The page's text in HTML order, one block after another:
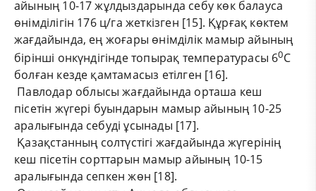
айының 10-17 жұлдыздарында себу көк балауса
өнімділігін 176 ц/га жеткізген [15]. Құрғақ көктем
жағдайында, ең жоғары өнімділік мамыр айының
бірінші онкүндігінде топырақ температурасы 60С
болған кезде қамтамасыз етілген [16].
Павлодар облысы жағдайында орташа кеш
пісетін жүгері буындарын мамыр айының 10-25
аралығында себуді ұсынады [17].
Қазақстанның солтүстігі жағдайында жүгерінің
кеш пісетін сорттарын мамыр айының 10-15
аралығында сепкен жөн [18].